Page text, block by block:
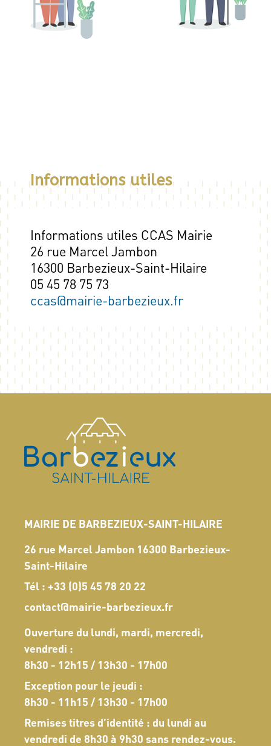
Informations utiles
Informations utiles CCAS Mairie
26 rue Marcel Jambon
16300 Barbezieux-Saint-Hilaire
05 45 78 75 73
ccas@mairie-barbezieux.fr
MAIRIE DE BARBEZIEUX-SAINT-HILAIRE
26 rue Marcel Jambon 16300 Barbezieux-
Saint-Hilaire
Tél : +33 (0)5 45 78 20 22
contact@mairie-barbezieux.fr
Ouverture du lundi, mardi, mercredi,
vendredi :
8h30 - 12h15 / 13h30 - 17h00
Exception pour le jeudi :
8h30 - 11h15 / 13h30 - 17h00
Remises titres d’identité : du lundi au
vendredi de 8h30 à 9h30 sans rendez-vous.